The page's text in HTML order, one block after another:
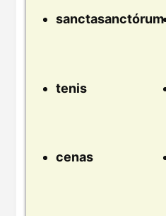
sanctasanctórum
tenis
cenas